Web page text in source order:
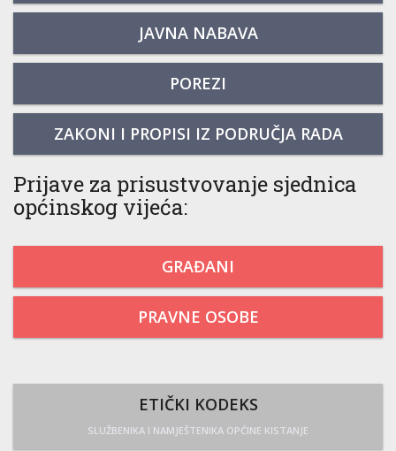
JAVNA NABAVA
POREZI
ZAKONI I PROPISI IZ PODRUČJA RADA
Prijave za prisustvovanje sjednica
općinskog vijeća:
GRAĐANI
PRAVNE OSOBE
ETIČKI KODEKS
SLUŽBENIKA I NAMJEŠTENIKA OPĆINE KISTANJE